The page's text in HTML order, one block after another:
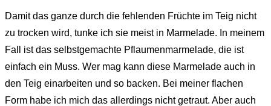
Damit das ganze durch die fehlenden Früchte im Teig nicht
zu trocken wird, tunke ich sie meist in Marmelade. In meinem
Fall ist das selbstgemachte Pflaumenmarmelade, die ist
einfach ein Muss. Wer mag kann diese Marmelade auch in
den Teig einarbeiten und so backen. Bei meiner flachen
Form habe ich mich das allerdings nicht getraut. Aber auch